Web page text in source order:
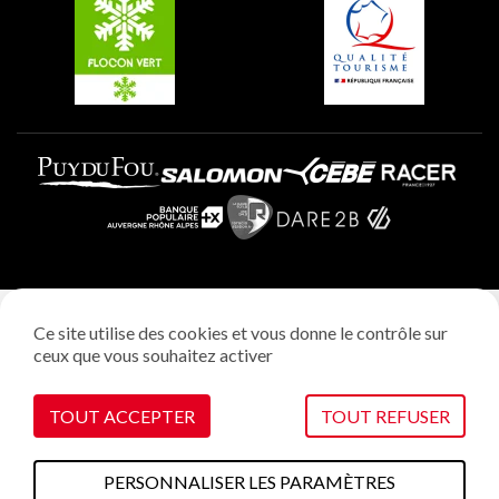
Plagne Aime 2000
Gestion des cookies
Ce site utilise des cookies et vous donne le contrôle sur
ceux que vous souhaitez activer
TOUT ACCEPTER TOUT REFUSER
PERSONNALISER LES PARAMÈTRES